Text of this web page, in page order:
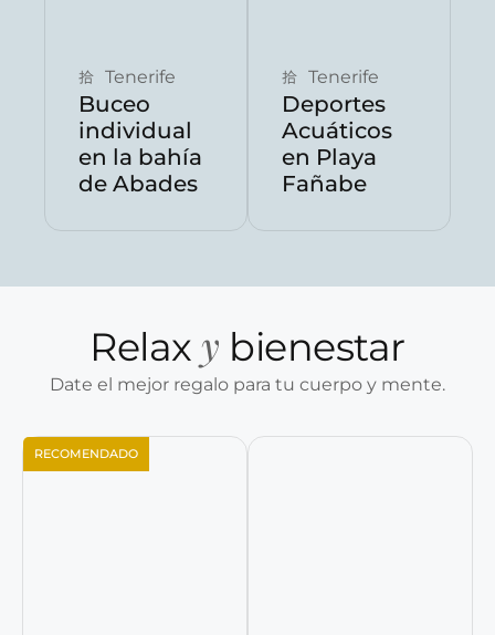
Tenerife
Buceo
individual
en la bahía
de Abades
Tenerife
Deportes
Acuáticos
en Playa
Fañabe
Relaxy bienestar
Date el mejor regalo para tu cuerpo y mente.
RECOMENDADO